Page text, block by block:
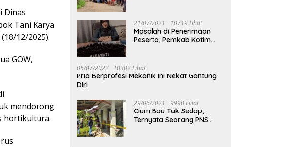
Dinas
Tani Karya
12/2025).
GOW,
mendorong
hortikultura.
21/07/2021 10719 Lihat
Masalah di Penerimaan
Peserta, Pemkab Kotim
05/07/2022 10302 Lihat
Pria Berprofesi Mekanik Ini Nekat Gantung
Diri
29/06/2021 9990 Lihat
Cium Bau Tak Sedap,
Ternyata Seorang PNS